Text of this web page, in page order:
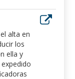
alta en
los
ella y